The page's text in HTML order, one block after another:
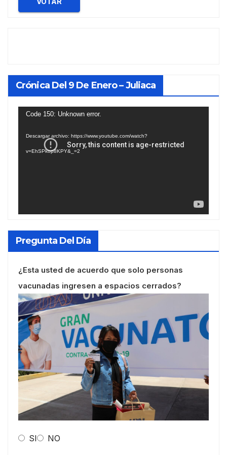
Crónica Del 9 De Enero – Juliaca
Reproductor
Code 150: Unknown error.
Descargar archivo: https://www.youtube.com/watch?
v=EhSPkop8KPY&_=2
Pregunta Del Día
¿Esta usted de acuerdo que solo personas
vacunadas ingresen a espacios cerrados?
SI NO